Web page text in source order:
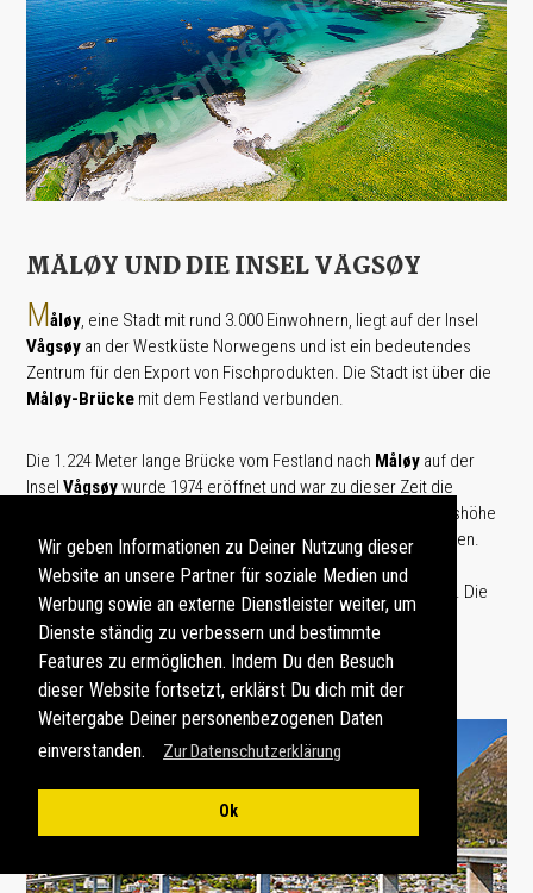
Wir geben Informationen zu Deiner Nutzung dieser
Website an unsere Partner für soziale Medien und
Werbung sowie an externe Dienstleister weiter, um
Dienste ständig zu verbessern und bestimmte
Features zu ermöglichen. Indem Du den Besuch
dieser Website fortsetzt, erklärst Du dich mit der
Weitergabe Deiner personenbezogenen Daten
einverstanden.
Zur Datenschutzerklärung
Ok
MÅLØY UND DIE INSEL VÅGSØY
Måløy, eine Stadt mit rund 3.000 Einwohnern, liegt auf der Insel
Vågsøy an der Westküste Norwegens und ist ein bedeutendes
Zentrum für den Export von Fischprodukten. Die Stadt ist über die
Måløy-Brücke mit dem Festland verbunden.
Die 1.224 Meter lange Brücke vom Festland nach Måløy auf der
InselVågsøywurde 1974 eröffnet und war zu dieser Zeit die
. Sie ermöglicht eine Durchfahrtshöhe
von 42 Metern, sodass auch größere Schiffe passieren können.
Måløy ist ein regelmäßiger Anlaufpunkt für die Schiffe der
Hurtigruten
, die entlang der norwegischen Küste verkehren. Die
Stadt verfügt über eine moderne Hafeninfrastruktur, die es
ermöglicht, sowohl Fracht als auch Passagiere effizient zu
befördern.